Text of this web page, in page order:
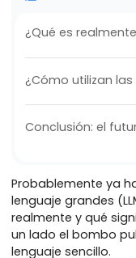
Contentos
¿Qué es
¿Cómo utilizan
Conclusión: el
Probablemente